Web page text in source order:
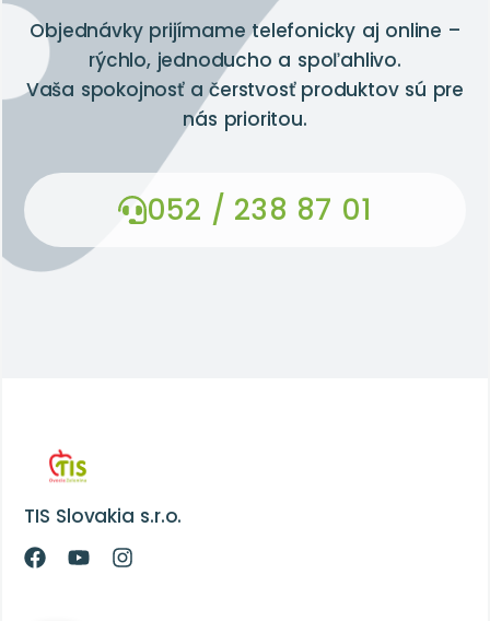
Objednávky prijímame telefonicky aj online –
rýchlo, jednoducho a spoľahlivo.
Vaša spokojnosť a čerstvosť produktov sú pre
nás prioritou.
052 / 238 87 01
TIS Slovakia s.r.o.